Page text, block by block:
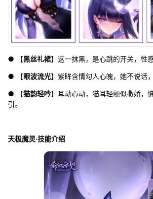
● 【黑丝礼裙】这一抹黑，是心跳的开关，性
● 【眼波流光】紫眸含情勾人心魄，她不说话
● 【猫韵轻吟】耳动心动，猫耳轻颤似撒娇，
引。
天极魔灵·技能介绍